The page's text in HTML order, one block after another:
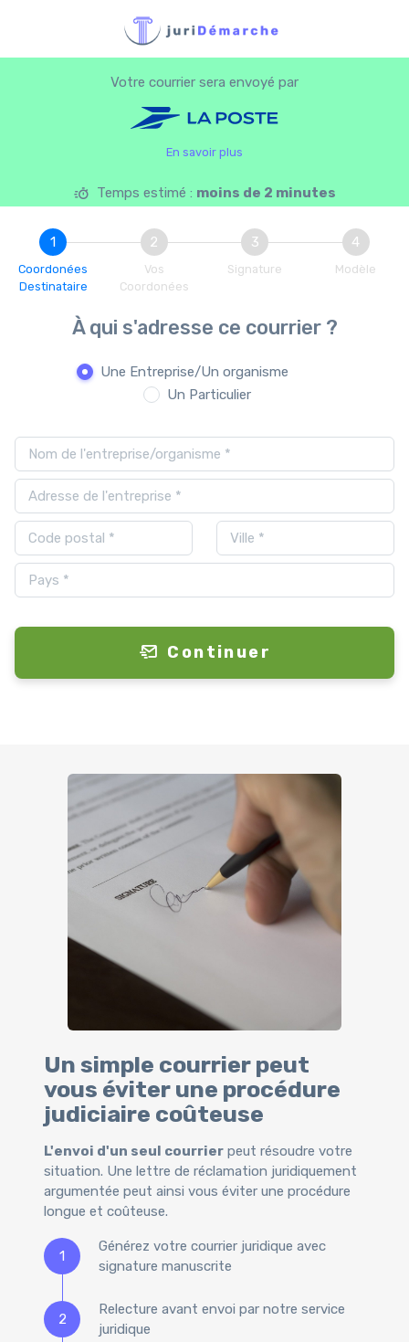
Votre courrier sera envoyé par
En savoir plus
Temps estimé : moins de 2 minutes
1
Coordonées
Destinataire
2
Vos
Coordonées
3
Signature
4
Modèle
À qui s'adresse ce courrier ?
Une Entreprise/Un organisme
Un Particulier
Continuer
Un simple courrier peut
vous éviter une procédure
judiciaire coûteuse
L'envoi d'un seul courrier peut résoudre votre
situation. Une lettre de réclamation juridiquement
argumentée peut ainsi vous éviter une procédure
longue et coûteuse.
1
Générez votre courrier juridique avec
signature manuscrite
2
Relecture avant envoi par notre service
juridique